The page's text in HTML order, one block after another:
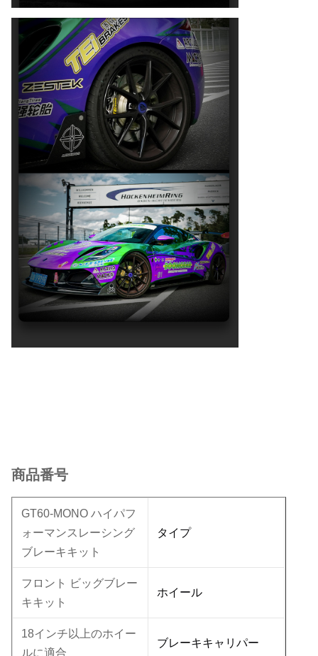
商品番号
GT60-MONO ハイパフ
ォーマンスレーシング
ブレーキキット
タイプ
フロント ビッグブレー
キキット
ホイール
18インチ以上のホイー
ルに適合
ブレーキキャリパー